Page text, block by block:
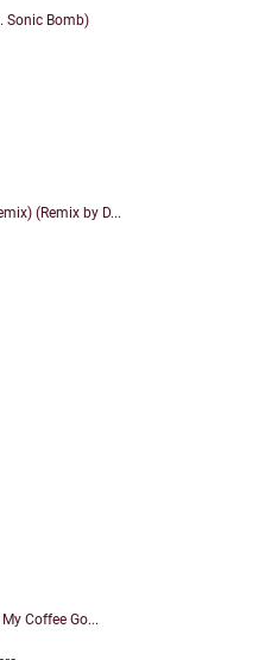
Sonic Bomb)
(Remix by D...
Coffee Go...